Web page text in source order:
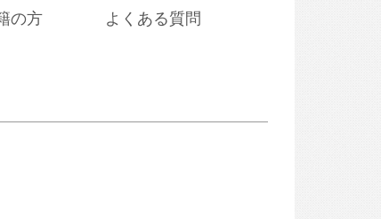
の方 よくある質問